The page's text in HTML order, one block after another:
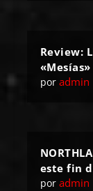
Review:
«Mesías»
por admin
este fin
por admin